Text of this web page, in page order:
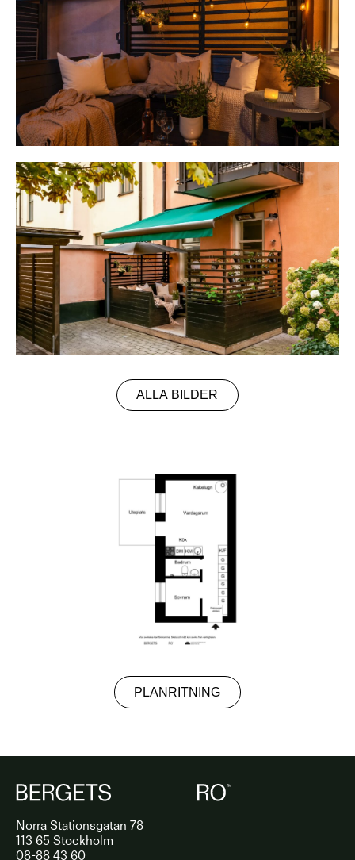
ALLA BILDER
PLANRITNING
Norra Stationsgatan 78
113 65 Stockholm
08-88 43 60